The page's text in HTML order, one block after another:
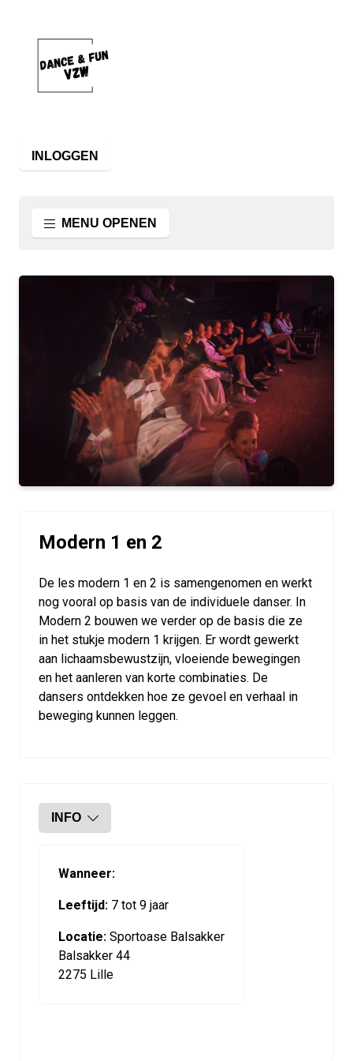
INLOGGEN
MENU OPENEN
Modern 1 en 2
De les modern 1 en 2 is samengenomen en werkt
nog vooral op basis van de individuele danser. In
Modern 2 bouwen we verder op de basis die ze
in het stukje modern 1 krijgen. Er wordt gewerkt
aan lichaamsbewustzijn, vloeiende bewegingen
en het aanleren van korte combinaties. De
dansers ontdekken hoe ze gevoel en verhaal in
beweging kunnen leggen.
INFO
Wanneer:
Leeftijd: 7 tot 9 jaar
Locatie: Sportoase Balsakker
Balsakker 44
2275 Lille